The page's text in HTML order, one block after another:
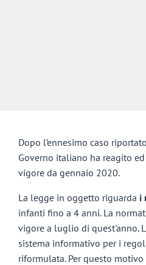
Dopo l’ennesimo caso
Governo italiano ha reagito
vigore da gennaio 2020.
La legge in oggetto riguarda i
infanti fino a 4 anni. La
vigore a luglio di quest'anno.
sistema informativo per i
riformulata. Per questo